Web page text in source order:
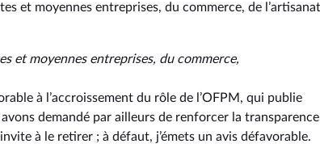
et moyennes entreprises, du commerce, de l’artisanat
et moyennes entreprises, du commerce,
à l’accroissement du rôle de l’OFPM, qui publie
demandé par ailleurs de renforcer la transparence
à le retirer ; à défaut, j’émets un avis défavorable.